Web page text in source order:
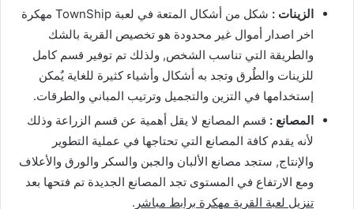
الزينات :
شكل من أشكال المتعة في لعبة TownShip مهكرة
اخر اصدار أموال غير محدودة هو تخصيص القرية بالشك
والطريقة التي تناسب الشخص, ولذلك تم توفير قسم كامل
للزينات والطٌرق وتجد به أشكال وأشياء كثيرة للغاية يٌمكن
إستخدامها في التزين والتجميل وترتيب المباني والطرقات.
المصانع : قسم المصانع لا يقل أهمية عن قسم الزراعة وذلك
لأنه يقدم كافة المصانع التي تحتاجها في عملية التطوير
والإنتاج, ستجد مصانع الألبان والجبن والسكر والورق والأعلاف
ومع الارتفاع في المستوى تجد المصانع الجديدة تم فتحها بعد
تنزيل لعبة القرية مهكرة برابط مباشر .